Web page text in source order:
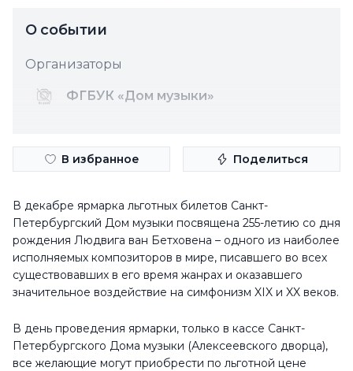
О событии
Организаторы
ФГБУК «Дом музыки»
В избранное Поделиться
В декабре ярмарка льготных билетов Санкт-
Петербургский Дом музыки посвящена 255-летию со дня
рождения Людвига ван Бетховена – одного из наиболее
исполняемых композиторов в мире, писавшего во всех
существовавших в его время жанрах и оказавшего
значительное воздействие на симфонизм XIX и XX веков.
В день проведения ярмарки, только в кассе Санкт-
Петербургского Дома музыки (Алексеевского дворца),
все желающие могут приобрести по льготной цене